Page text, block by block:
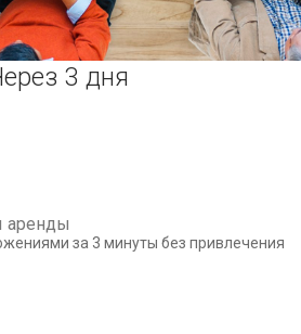
3 дня
аренды
за 3 минуты без привлечения